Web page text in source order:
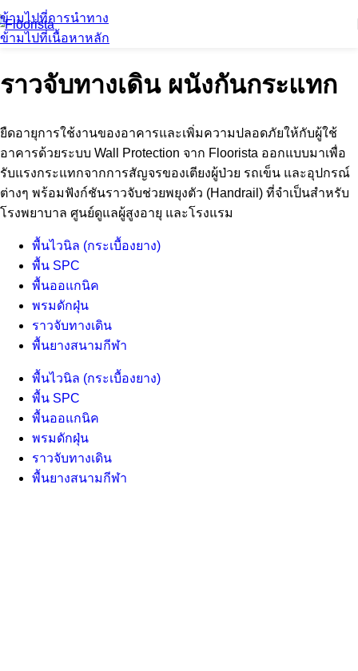
ข้ามไปที่การนำทาง
ข้ามไปที่เนื้อหาหลัก
ราวจับทางเดิน ผนังกันกระแทก
ยืดอายุการใช้งานของอาคารและเพิ่มความปลอดภัยให้กับผู้ใช้
อาคารด้วยระบบ Wall Protection จาก Floorista ออกแบบมาเพื่อ
รับแรงกระแทกจากการสัญจรของเตียงผู้ป่วย รถเข็น และอุปกรณ์
ต่างๆ พร้อมฟังก์ชันราวจับช่วยพยุงตัว (Handrail) ที่จำเป็นสำหรับ
โรงพยาบาล ศูนย์ดูแลผู้สูงอายุ และโรงแรม
พื้นไวนิล (กระเบื้องยาง)
พื้น SPC
พื้นออแกนิค
พรมดักฝุ่น
ราวจับทางเดิน
พื้นยางสนามกีฬา
พื้นไวนิล (กระเบื้องยาง)
พื้น SPC
พื้นออแกนิค
พรมดักฝุ่น
ราวจับทางเดิน
พื้นยางสนามกีฬา